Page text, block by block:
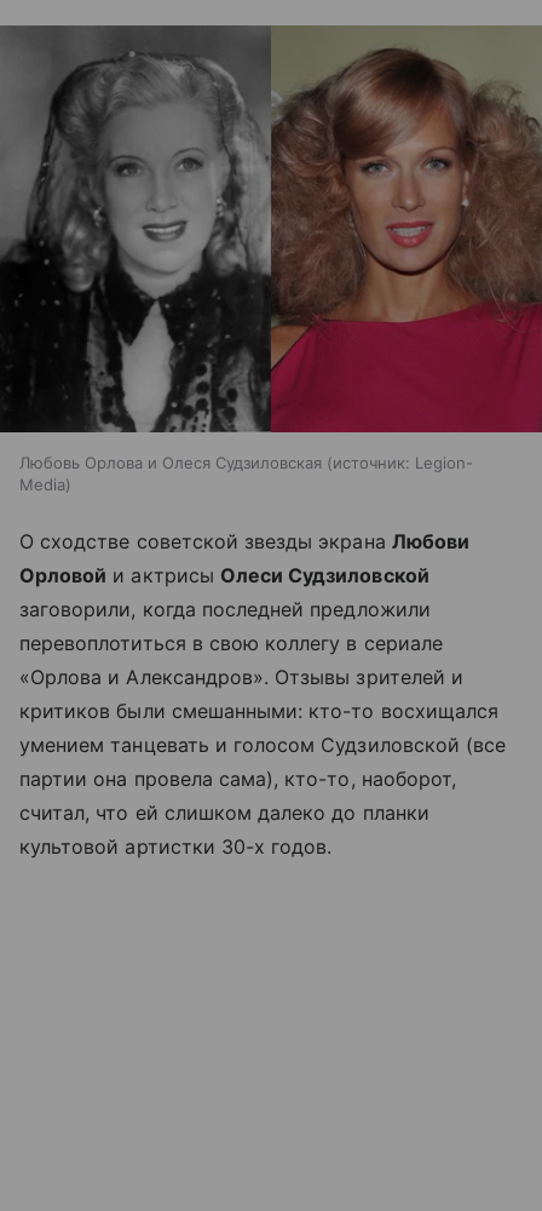
Любовь Орлова и Олеся Судзиловская источник: Legion-
Media
О сходстве советской звезды экрана Любови
Орловой и актрисы Олеси Судзиловской
заговорили, когда последней предложили
перевоплотиться в свою коллегу в сериале
«Орлова и Александров». Отзывы зрителей и
критиков были смешанными: кто-то восхищался
умением танцевать и голосом Судзиловской (все
партии она провела сама), кто-то, наоборот,
считал, что ей слишком далеко до планки
культовой артистки 30-х годов.